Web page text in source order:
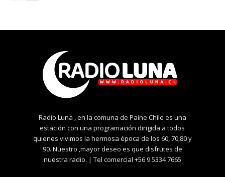
Radio Luna , en la comuna de Paine Chile es una
estación con una programación dirigida a todos
quienes vivimos la hermosa época de los 60, 70,80 y
90. Nuestro ,mayor deseo es que disfrutes de
nuestra radio. | Tel comercial +56 9 5334 7665